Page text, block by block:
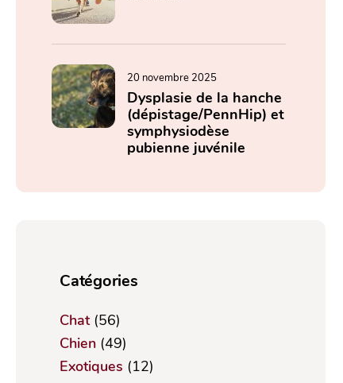
20 novembre 2025
Dysplasie de la hanche
(dépistage/PennHip) et
symphysiodèse
pubienne juvénile
Catégories
Chat(56)
Chien (49)
Exotiques (12)